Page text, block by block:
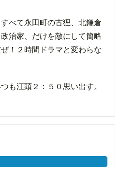
べて永田町の古狸、北鎌倉
治家、だけを敵にして簡略
！２時間ドラマと変わらな
も江頭２：５０思い出す。